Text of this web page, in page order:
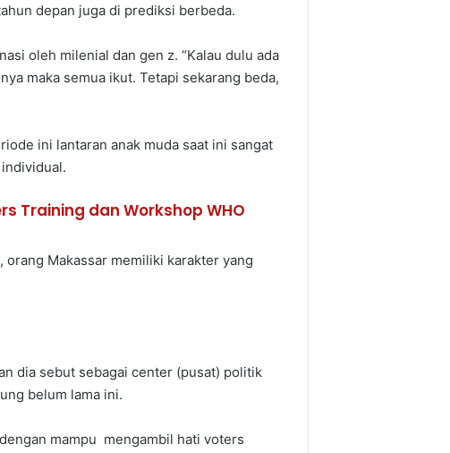
depan juga di prediksi berbeda.
oleh milenial dan gen z. “Kalau dulu ada
maka semua ikut. Tetapi sekarang beda,
ini lantaran anak muda saat ini sangat
Training dan Workshop WHO
Makassar memiliki karakter yang
dia sebut sebagai center (pusat) politik
belum lama ini.
mampu mengambil hati voters